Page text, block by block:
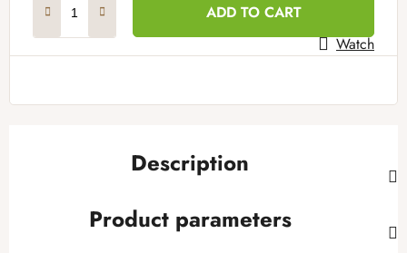
ADD TO CART
Watch
Description
Product parameters